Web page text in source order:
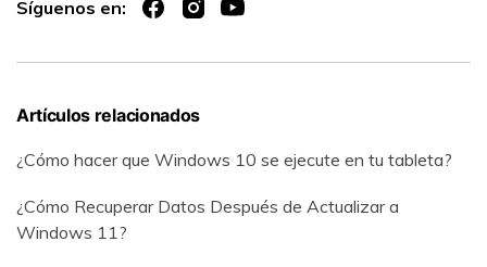
Síguenos en:
Artículos relacionados
¿Cómo hacer que Windows 10 se ejecute en tu tableta?
¿Cómo Recuperar Datos Después de Actualizar a
Windows 11?